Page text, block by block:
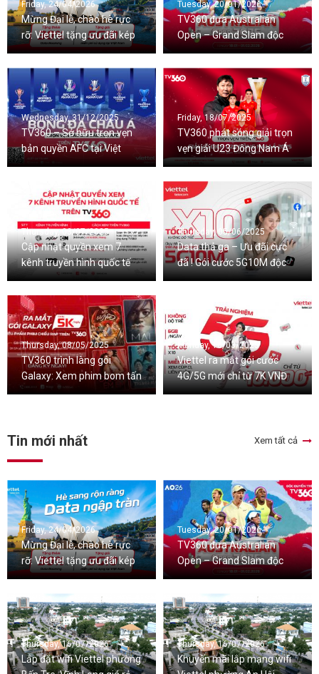
Friday, 24/04/2026
Mừng Đại lễ, chào hè rực
rỡ: Viettel tặng ưu đãi kép
Data Roaming và Data 5G
trong nước
Tuesday, 20/01/2026
TV360 đưa Australian
Open – Grand Slam độc
quyền từ 2026-2029 đến
với khán giả Việt
Wednesday, 31/12/2025
TV360 – Sở hữu trọn vẹn
bản quyền AFC tại Việt
Nam
Friday, 18/07/2025
TV360 phát sóng giải trọn
vẹn giải U23 Đông Nam Á
Thursday, 03/07/2025
Cập nhật quyền xem 7
kênh truyền hình quốc tế
trên TV360
Thursday, 05/06/2025
Data thả ga – Ưu đãi cực
đã ! Gói cước 5G10M độc
quyền chỉ có trên My
Thursday, 08/05/2025
TV360 trình làng gói
Galaxy: Xem phim bom tấn
thả ga, giá siêu hời từ
Monday, 10/03/2025
Viettel ra mắt gói cước
4G/5G mới chỉ từ 7K VNĐ
Tin mới nhất Xem tất cả
Friday, 24/04/2026
Mừng Đại lễ, chào hè rực
rỡ: Viettel tặng ưu đãi kép
Data Roaming và Data 5G
trong nước
Tuesday, 20/01/2026
TV360 đưa Australian
Open – Grand Slam độc
quyền từ 2026-2029 đến
với khán giả Việt
Thursday, 16/07/2026
Lắp đặt wifi Viettel phường
Thursday, 16/07/2026
Khuyến mãi lắp mạng wifi